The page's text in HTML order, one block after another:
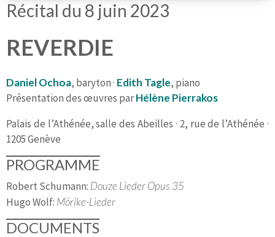
Récital du 8 juin 2023
REVERDIE
Daniel Ochoa, baryton · Edith Tagle, piano
Présentation des œuvres parHélène Pierrakos
Palais de l’Athénée, salle des Abeilles · 2, rue de l’Athénée ·
1205 Genève
PROGRAMME
Robert Schumann: Douze Lieder Opus 35
Hugo Wolf: Mörike-Lieder
DOCUMENTS